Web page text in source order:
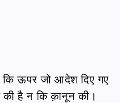
ऊपर जो आदेश दिए गए
है न कि क़ानून की।